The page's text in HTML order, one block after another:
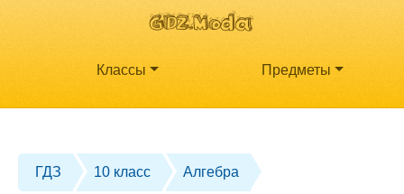
Классы Предметы
ГДЗ 10 класс Алгебра